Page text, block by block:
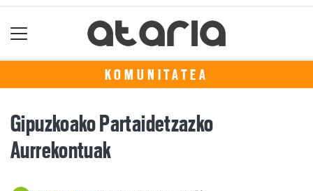
KOMUNITATEA
Gipuzkoako Partaidetzazko
Aurrekontuak